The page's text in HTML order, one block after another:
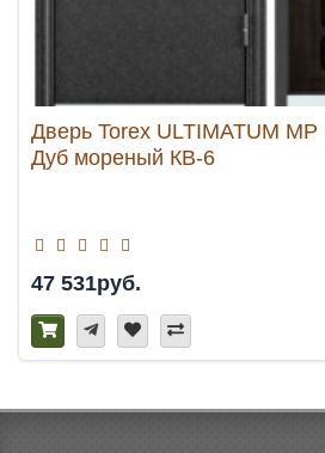
Дверь Torex ULTIMATUM
Дуб мореный КВ-6
47 531руб.